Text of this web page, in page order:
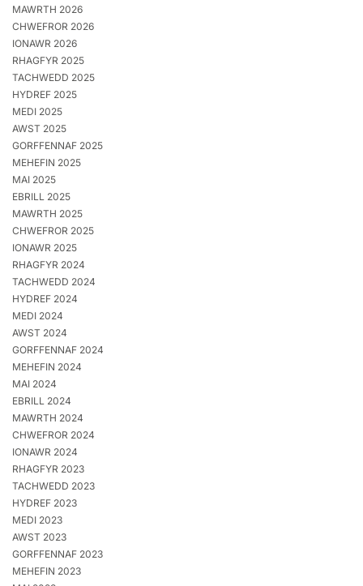
MAWRTH 2026
CHWEFROR 2026
IONAWR 2026
RHAGFYR 2025
TACHWEDD 2025
HYDREF 2025
MEDI 2025
AWST 2025
GORFFENNAF 2025
MEHEFIN 2025
MAI 2025
EBRILL 2025
MAWRTH 2025
CHWEFROR 2025
IONAWR 2025
RHAGFYR 2024
TACHWEDD 2024
HYDREF 2024
MEDI 2024
AWST 2024
GORFFENNAF 2024
MEHEFIN 2024
MAI 2024
EBRILL 2024
MAWRTH 2024
CHWEFROR 2024
IONAWR 2024
RHAGFYR 2023
TACHWEDD 2023
HYDREF 2023
MEDI 2023
AWST 2023
GORFFENNAF 2023
MEHEFIN 2023